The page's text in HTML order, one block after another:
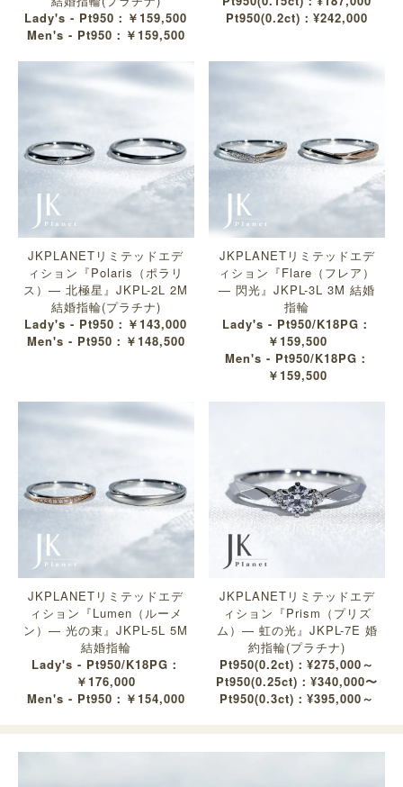
Lady's - Pt950：￥159,500
Men's - Pt950：￥159,500
Pt950(0.2ct)：¥242,000
JKPLANETリミテッドエデ
ィション『Polaris（ポラリ
ス）— 北極星』JKPL-2L 2M
結婚指輪(プラチナ)
Lady's - Pt950：￥143,000
Men's - Pt950：￥148,500
JKPLANETリミテッドエデ
ィション『Flare（フレア）
— 閃光』JKPL-3L 3M 結婚
指輪
Lady's - Pt950/K18PG：
￥159,500
Men's - Pt950/K18PG：
￥159,500
JKPLANETリミテッドエデ
ィション『Lumen（ルーメ
ン）— 光の束』JKPL-5L 5M
結婚指輪
Lady's - Pt950/K18PG：
￥176,000
Men's - Pt950：￥154,000
JKPLANETリミテッドエデ
ィション『Prism（プリズ
ム）— 虹の光』JKPL-7E 婚
約指輪(プラチナ)
Pt950(0.2ct)：¥275,000～
Pt950(0.25ct)：¥340,000〜
Pt950(0.3ct)：¥395,000～